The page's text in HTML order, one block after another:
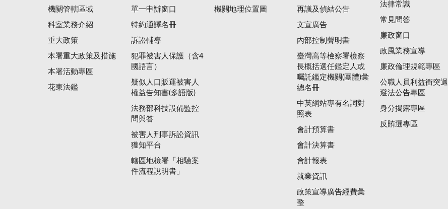
機關管轄區域
科室業務介紹
重大政策
本署重大政策及措施
本署活動專區
花東法鑑
單一申辦窗口
特約通譯名冊
訴訟輔導
犯罪被害人保護（含4
國語言）
疑似人口販運被害人
權益告知書(多語版)
法務部科技設備監控
問與答
被害人刑事訴訟資訊
獲知平台
轄區地檢署「相驗案
件流程說明書」
機關地理位置圖 再議及偵結公告
文宣廣告
內部控制聲明書
臺灣高等檢察署檢察
長概括選任鑑定人或
囑託鑑定機關(團體)彙
總名冊
中英網站專有名詞對
照表
會計預算書
會計決算書
會計報表
就業資訊
政策宣導廣告經費彙
整
法律常識
常見問答
廉政窗口
政風業務宣導
廉政倫理規範專區
公職人員利益衝突迴
避法公告專區
身分揭露專區
反賄選專區